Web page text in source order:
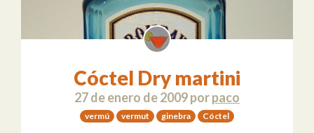
Cóctel Dry martini
27 de enero de 2009porpaco
vermú vermut ginebra Cóctel